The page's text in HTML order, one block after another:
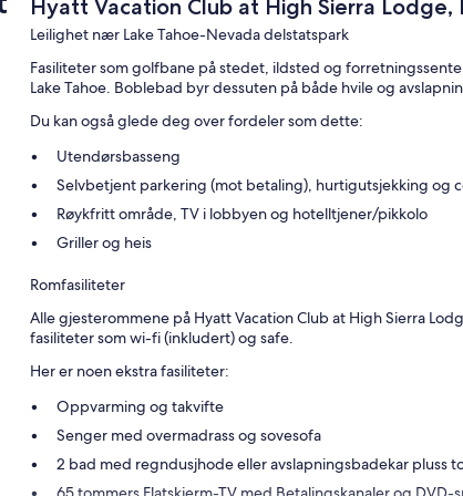
Hyatt Vacation Club at High Sierra Lodge,
Leilighet nær Lake Tahoe-Nevada delstatspark
Fasiliteter som golfbane på stedet, ildsted og
Lake Tahoe. Boblebad byr dessuten på både hvile og
Du kan også glede deg over fordeler som dette:
Utendørsbasseng
Selvbetjent parkering (mot betaling), hurtigutsjekking og
Røykfritt område, TV i lobbyen og hotelltjener/pikkolo
Griller og heis
Romfasiliteter
Alle gjesterommene på Hyatt Vacation Club at High Sierra
fasiliteter som wi-fi (inkludert) og safe.
Her er noen ekstra fasiliteter:
Oppvarming og takvifte
Senger med overmadrass og sovesofa
2 bad med regndusjhode eller avslapningsbadekar pluss